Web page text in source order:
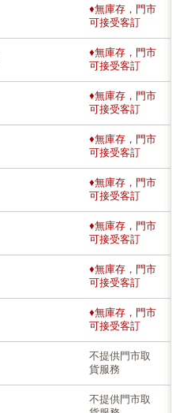
♦無庫存，門市
可接受客訂
♦無庫存，門市
可接受客訂
♦無庫存，門市
可接受客訂
♦無庫存，門市
可接受客訂
♦無庫存，門市
可接受客訂
♦無庫存，門市
可接受客訂
♦無庫存，門市
可接受客訂
♦無庫存，門市
可接受客訂
不提供門市取
貨服務
不提供門市取